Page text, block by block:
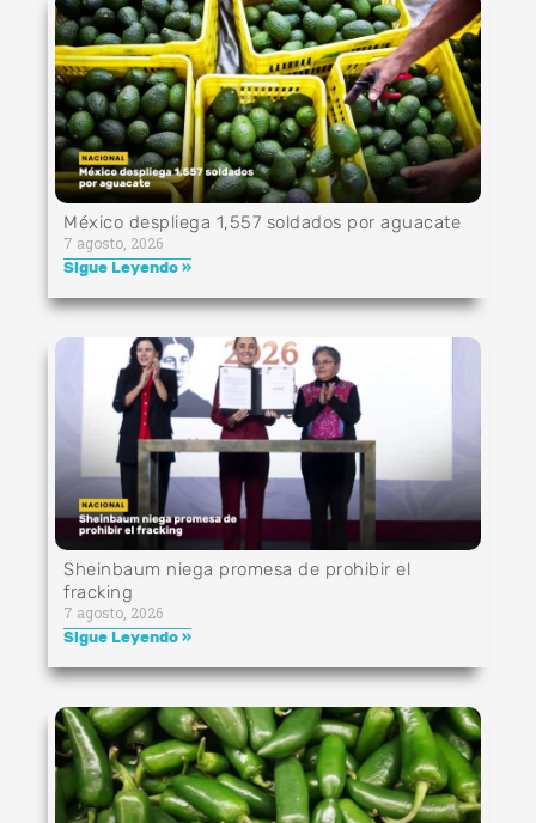
México despliega 1,557 soldados por aguacate
7 agosto, 2026
Sigue Leyendo »
Sheinbaum niega promesa de prohibir el
fracking
7 agosto, 2026
Sigue Leyendo »